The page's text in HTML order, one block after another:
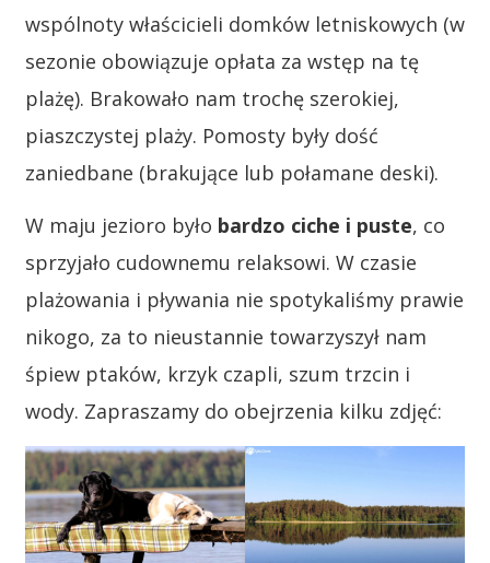
wspólnoty właścicieli domków letniskowych (w
sezonie obowiązuje opłata za wstęp na tę
plażę). Brakowało nam trochę szerokiej,
piaszczystej plaży. Pomosty były dość
zaniedbane (brakujące lub połamane deski).
W maju jezioro było bardzo ciche i puste, co
sprzyjało cudownemu relaksowi. W czasie
plażowania i pływania nie spotykaliśmy prawie
nikogo, za to nieustannie towarzyszył nam
śpiew ptaków, krzyk czapli, szum trzcin i
wody. Zapraszamy do obejrzenia kilku zdjęć: